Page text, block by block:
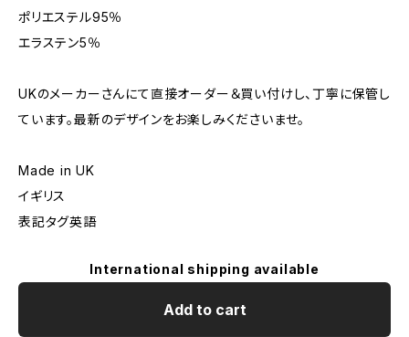
ポリエステル95％
エラステン5％
UKのメーカーさんにて直接オーダー＆買い付けし、丁寧に保管し
ています。最新のデザインをお楽しみくださいませ。
Made in UK
イギリス
表記タグ英語
International shipping available
Add to cart